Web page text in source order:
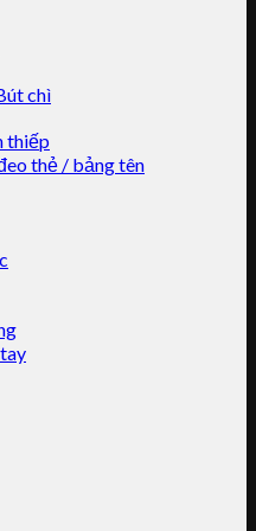
chì
thiếp
thẻ / bảng tên